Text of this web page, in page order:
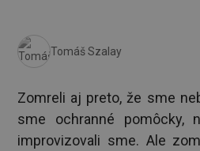
Tomáš Szalay
Zomreli aj preto, že sme
sme ochranné pomôcky,
improvizovali sme. Ale